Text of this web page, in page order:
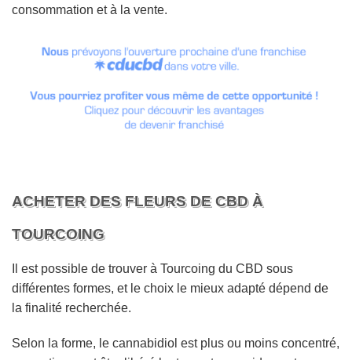
consommation et à la vente.
ACHETER DES FLEURS DE CBD À
TOURCOING
Il est possible de trouver à Tourcoing du CBD sous
différentes formes, et le choix le mieux adapté dépend de
la finalité recherchée.
Selon la forme, le cannabidiol est plus ou moins concentré,